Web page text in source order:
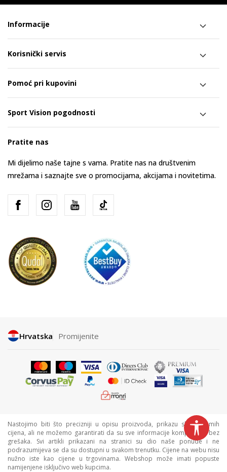
Informacije
Korisnički servis
Pomoć pri kupovini
Sport Vision pogodnosti
Pratite nas
Mi dijelimo naše tajne s vama. Pratite nas na društvenim
mrežama i saznajte sve o promocijama, akcijama i novitetima.
Hrvatska Promijenite
Nastojimo biti što precizniji u opisu proizvoda, prikazu slika i samih
cijena, ali ne možemo garantirati da su sve informacije kompletne i bez
grešaka. Svi artikli prikazani na stranici su dio naše ponude i ne
podrazumijeva se da su dostupni u svakom trenutku. Cijene na webu nisu
nužno iste kao cijene u trgovinama. Webshop može imati popuste
namijenjene isključivo web kupcima.